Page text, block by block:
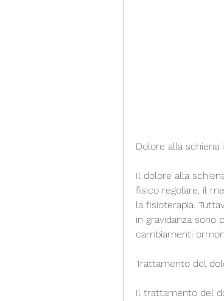
Dolore alla schiena
Il dolore alla
fisico regolare, il
la fisioterapia.
in gravidanza sono
cambiamenti
Trattamento del
Il trattamento del